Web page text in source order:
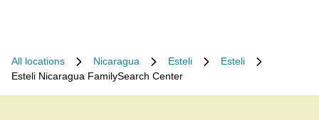
All locations Nicaragua Esteli
Esteli
Esteli Nicaragua FamilySearch Center